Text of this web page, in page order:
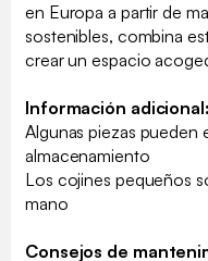
en Europa a partir de
sostenibles, combina
crear un espacio
Información adicional:
Algunas piezas pueden
almacenamiento
Los cojines pequeños
mano
Consejos de